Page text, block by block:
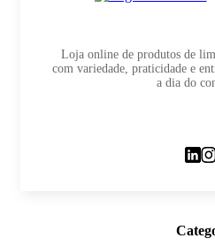
Loja online de produtos de
com variedade, praticidade e
a dia do